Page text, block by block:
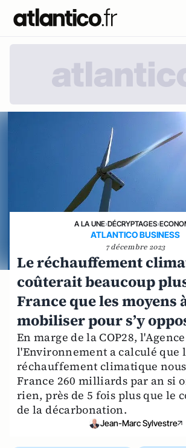
A LA UNE›DÉCRYPTAGES›
ATLANTICO BUSINESS
7 décembre 2023
Le réchauffement
coûterait beaucoup
France que les moyens
mobiliser pour s’y
En marge de la COP28,
l'Environnement a calculé que
réchauffement climatique
France 260 milliards par an si
rien, près de 5 fois plus que le
de la décarbonation.
Jean-Marc Sylvestre